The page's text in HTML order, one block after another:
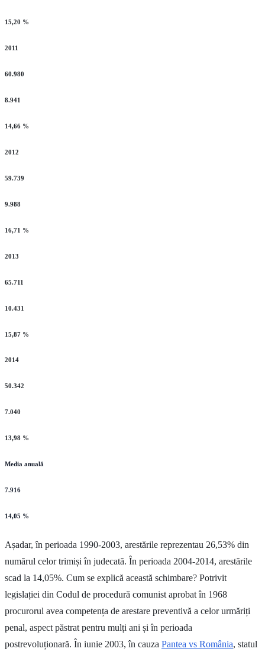
15,20 %
2011
60.980
8.941
14,66 %
2012
59.739
9.988
16,71 %
2013
65.711
10.431
15,87 %
2014
50.342
7.040
13,98 %
Media anuală
7.916
14,05 %
Așadar, în perioada 1990-2003, arestările reprezentau 26,53% din
numărul celor trimiși în judecată. În perioada 2004-2014, arestările
scad la 14,05%. Cum se explică această schimbare? Potrivit
legislației din Codul de procedură comunist aprobat în 1968
procurorul avea competența de arestare preventivă a celor urmăriți
penal, aspect păstrat pentru mulți ani și în perioada
postrevoluționară. În iunie 2003, în cauza Pantea vs România, statul